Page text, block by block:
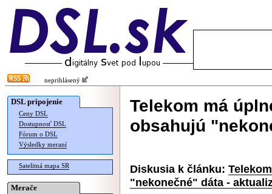
neprihlásený
DSL pripojenie
Ceny DSL
Dostupnosť DSL
Fórum o DSL
Výsledky meraní
Satelitná mapa SR
Merače
Telekom má
obsahujú
Diskusia k článku:
"nekonečné" dáta -